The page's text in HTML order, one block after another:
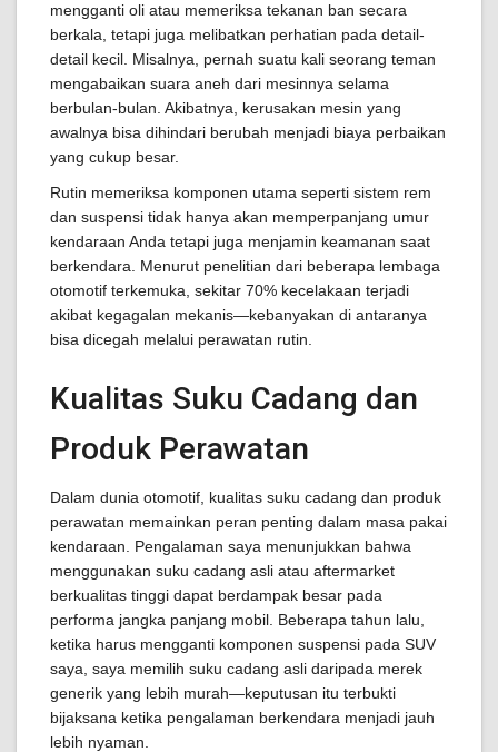
mengganti oli atau memeriksa tekanan ban secara
berkala, tetapi juga melibatkan perhatian pada detail-
detail kecil. Misalnya, pernah suatu kali seorang teman
mengabaikan suara aneh dari mesinnya selama
berbulan-bulan. Akibatnya, kerusakan mesin yang
awalnya bisa dihindari berubah menjadi biaya perbaikan
yang cukup besar.
Rutin memeriksa komponen utama seperti sistem rem
dan suspensi tidak hanya akan memperpanjang umur
kendaraan Anda tetapi juga menjamin keamanan saat
berkendara. Menurut penelitian dari beberapa lembaga
otomotif terkemuka, sekitar 70% kecelakaan terjadi
akibat kegagalan mekanis—kebanyakan di antaranya
bisa dicegah melalui perawatan rutin.
Kualitas Suku Cadang dan
Produk Perawatan
Dalam dunia otomotif, kualitas suku cadang dan produk
perawatan memainkan peran penting dalam masa pakai
kendaraan. Pengalaman saya menunjukkan bahwa
menggunakan suku cadang asli atau aftermarket
berkualitas tinggi dapat berdampak besar pada
performa jangka panjang mobil. Beberapa tahun lalu,
ketika harus mengganti komponen suspensi pada SUV
saya, saya memilih suku cadang asli daripada merek
generik yang lebih murah—keputusan itu terbukti
bijaksana ketika pengalaman berkendara menjadi jauh
lebih nyaman.